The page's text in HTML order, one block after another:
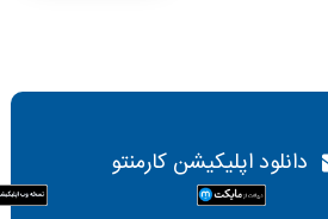
دانلود اپلیکیشن کارمنتو